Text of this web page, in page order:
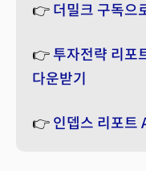
👉 더밀크 구독으
👉투자전략 리포
다운받기
👉 인뎁스 리포트